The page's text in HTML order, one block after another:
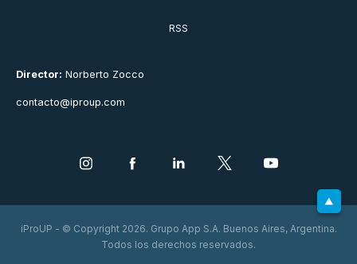
Director: Norberto Zocco
contacto@iproup.com
RSS
iProUP - © Copyright 2026. Grupo App S.A. Buenos Aires, Argentina.
Todos los derechos reservados.